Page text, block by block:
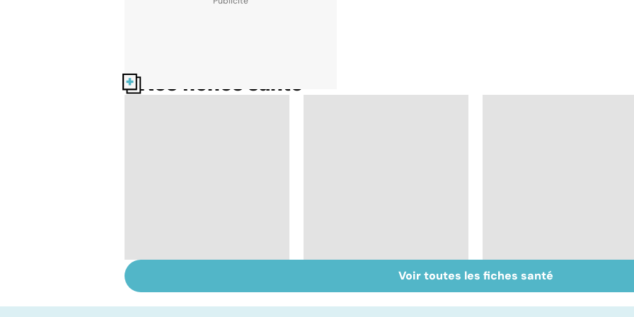
Nos fiches santé
domicile, c'est facile !
Don de gamètes : le
pour et le contre
Médecine de
proximité : quel
Voir toutes les fiches santé